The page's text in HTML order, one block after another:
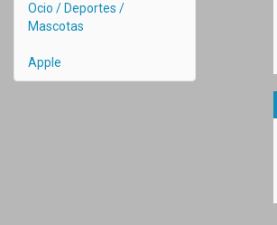
Ocio / Deportes /
Mascotas
Apple